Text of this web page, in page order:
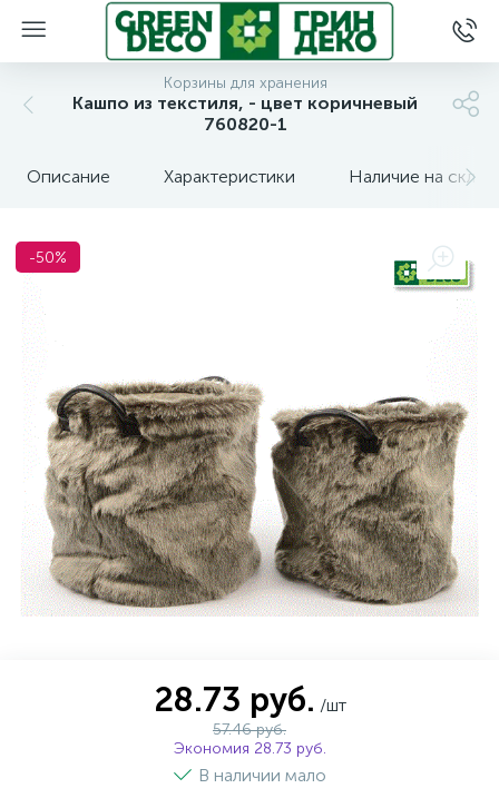
Корзины для хранения
Кашпо из текстиля, - цвет коричневый
760820-1
Описание Характеристики Наличие на
-50%
28.73 руб. /шт
57.46 руб.
Экономия 28.73 руб.
В наличии мало